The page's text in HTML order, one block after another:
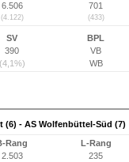
6.506
(4.122)
701
(433)
SV
390
(4,1%)
BPL
VB
WB
(6) - AS Wolfenbüttel-Süd (7)
Rang
2.503
L-Rang
235